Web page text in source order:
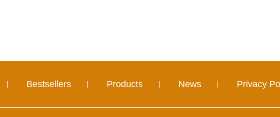
Bestsellers Products News Privacy